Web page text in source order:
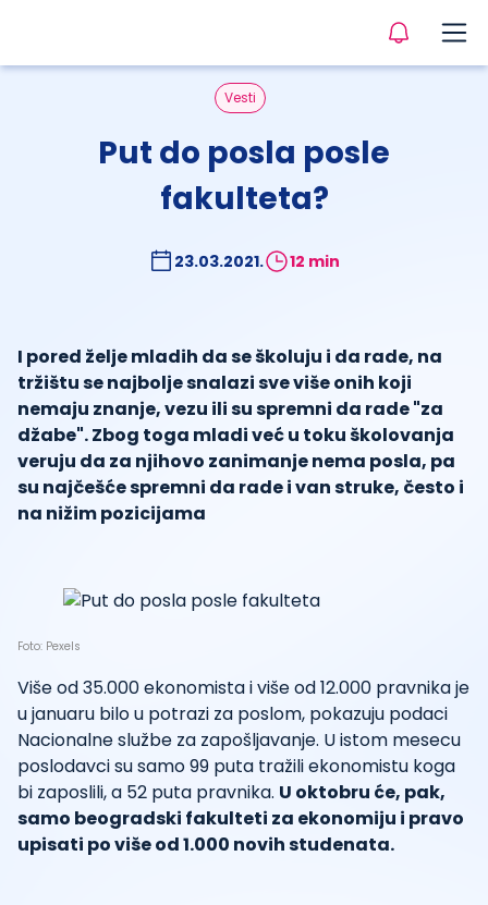
Vesti
Put do posla posle
fakulteta?
23.03.2021. 12 min
I pored želje mladih da se školuju i da rade, na
tržištu se najbolje snalazi sve više onih koji
nemaju znanje, vezu ili su spremni da rade "za
džabe". Zbog toga mladi već u toku školovanja
veruju da za njihovo zanimanje nema posla, pa
su najčešće spremni da rade i van struke, često i
na nižim pozicijama
Foto: Pexels
Više od 35.000 ekonomista i više od 12.000 pravnika je
u januaru bilo u potrazi za poslom, pokazuju podaci
Nacionalne službe za zapošljavanje. U istom mesecu
poslodavci su samo 99 puta tražili ekonomistu koga
bi zaposlili, a 52 puta pravnika. U oktobru će, pak,
samo beogradski fakulteti za ekonomiju i pravo
upisati po više od 1.000 novih studenata.